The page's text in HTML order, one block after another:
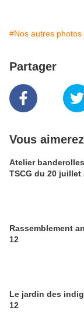
#Nos autres photos
Partager
Vous
Atelier
TSCG du 20 juillet
Rassemblement
12
Le jardin des
12